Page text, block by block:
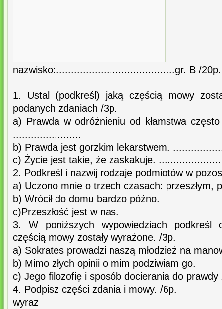
nazwisko:........................................gr. B /
1. Ustal (podkreśl) jaką częścią mowy
podanych zdaniach /3p.
a) Prawda w odróżnieniu od kłamstwa
.......................
b) Prawda jest gorzkim lekarstwem.
c) Życie jest takie, że zaskakuje.
2. Podkreśl i nazwij rodzaje podmiotów w
a) Uczono mnie o trzech czasach: przeszłym,
b) Wrócił do domu bardzo późno.
c)Przeszłość jest w nas.
3. W poniższych wypowiedziach podkreśl
częścią mowy zostały wyrażone. /3p.
a) Sokrates prowadzi naszą młodzież na
b) Mimo złych opinii o mim podziwiam go.
c) Jego filozofię i sposób docierania do
4. Podpisz części zdania i mowy. /6p.
wyraz